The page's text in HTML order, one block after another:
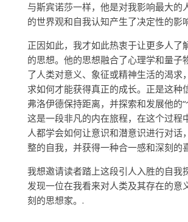
与斯宾诺莎一样，他是对我影响最大的
的世界观和自我认知产生了决定性的影
正因如此，我才如此热衷于让更多人了
的思想。他的思想融合了心理学和量子
了人类对意义、象征或精神生活的渴求
求如何才能获得真正的成长。正是这种
弗洛伊德保持距离，并探索和发展他的“
这是一段非凡的内在旅程，在这个过程
人都学会如何让意识和潜意识进行对话
整的自我，并获得一种合一感和深刻的
我想邀请读者踏上这段引人入胜的自我
发现一位在我看来对人类及其存在的意
刻的思想家。.